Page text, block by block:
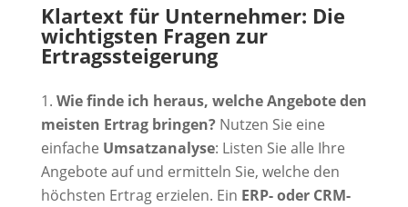
Klartext für Unternehmer: Die
wichtigsten Fragen zur
Ertragssteigerung
Wie finde ich heraus, welche Angebote den
meisten Ertrag bringen?Nutzen Sie eine
einfache Umsatzanalyse: Listen Sie alle Ihre
Angebote auf und ermitteln Sie, welche den
höchsten Ertrag erzielen. Ein ERP- oder CRM-